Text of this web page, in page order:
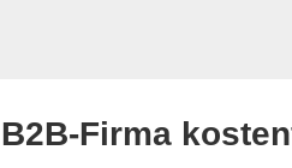
B2B-Firma